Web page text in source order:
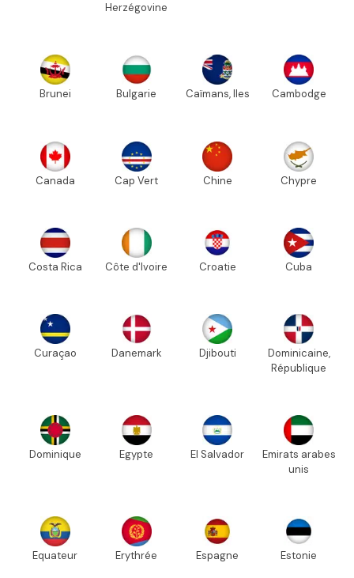
Herzégovine
Brunei Bulgarie Caïmans, Iles Cambodge
Canada Cap Vert Chine Chypre
Costa Rica Côte d'Ivoire Croatie Cuba
Curaçao Danemark Djibouti
Dominicaine,
République
Dominique Egypte El Salvador
Emirats arabes
unis
Equateur Erythrée Espagne Estonie